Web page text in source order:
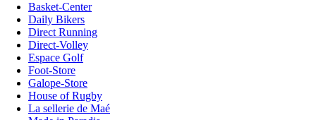
Basket-Center
Daily Bikers
Direct Running
Direct-Volley
Espace Golf
Foot-Store
Galope-Store
House of Rugby
La sellerie de Maé